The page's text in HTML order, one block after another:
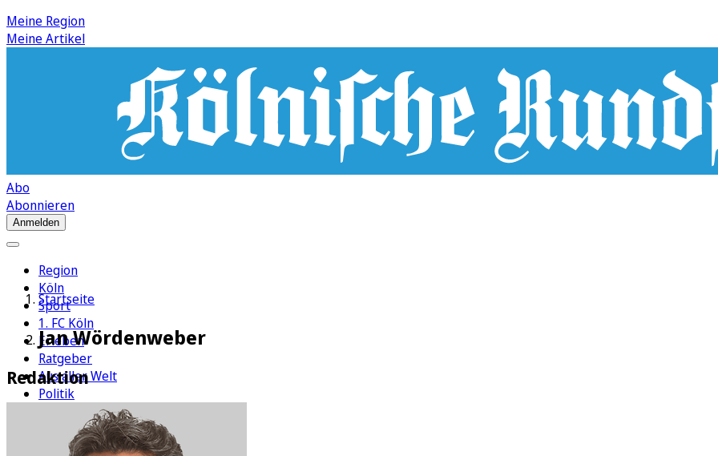
Meine Region
Meine Artikel
Abo
Abonnieren
Anmelden
Region
Köln
Sport
1. FC Köln
Erleben
Ratgeber
Aus aller Welt
Politik
Wirtschaft
Newsletter
E-Paper
Startseite
Jan Wördenweber
Redaktion